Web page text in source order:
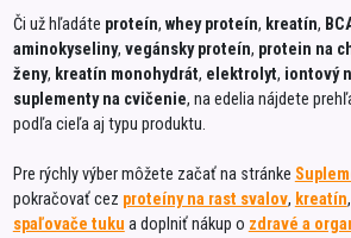
Či už hľadáte proteín, whey proteín, kreatín,
aminokyseliny, vegánsky proteín, protein na
ženy, kreatín monohydrát, elektrolyt, iontový
suplementy na cvičenie, na edelia nájdete
podľa cieľa aj typu produktu.
Pre rýchly výber môžete začať na stránke
pokračovať cez proteíny na rast svalov, kreatín,
spaľovače tuku a doplniť nákup o zdravé a